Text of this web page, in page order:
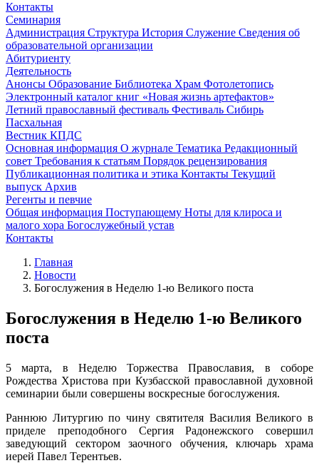
Контакты
Семинария
Администрация Структура История Служение Сведения об
образовательной организации
Абитуриенту
Деятельность
Анонсы Образование Библиотека Храм Фотолетопись
Электронный каталог книг «Новая жизнь артефактов»
Летний православный фестиваль Фестиваль Сибирь
Пасхальная
Вестник КПДС
Основная информация О журнале Тематика Редакционный
совет Требования к статьям Порядок рецензирования
Публикационная политика и этика Контакты Текущий
выпуск Архив
Регенты и певчие
Общая информация Поступающему Ноты для клироса и
малого хора Богослужебный устав
Контакты
Главная
Новости
Богослужения в Неделю 1-ю Великого поста
Богослужения в Неделю 1-ю Великого
поста
5 марта, в Неделю Торжества Православия, в соборе
Рождества Христова при Кузбасской православной духовной
семинарии были совершены воскресные богослужения.
Раннюю Литургию по чину святителя Василия Великого в
приделе преподобного Сергия Радонежского совершил
заведующий сектором заочного обучения, ключарь храма
иерей Павел Терентьев.